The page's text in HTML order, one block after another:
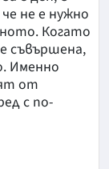
не е нужно
Когато
съвършена,
Именно
от
с по-